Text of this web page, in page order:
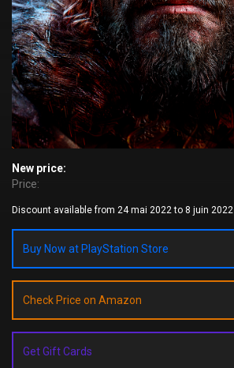
New price:
Price:
Discount available from 24 mai 2022 to 8 juin 2022
Buy Now at PlayStation Store
Check Price on Amazon
Get Gift Cards